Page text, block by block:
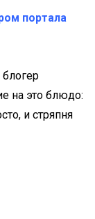
портала
на это блюдо:
и стряпня